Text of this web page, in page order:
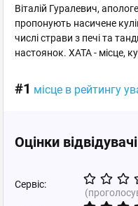
Віталій Гуралевич,
пропонують насичене
числі страви з печі та
настоянок. ХАТА - місце,
#1 місце в рейтингу
Оцінки
Сервіс: